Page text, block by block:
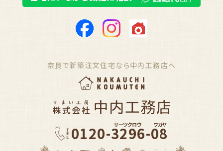
奈良で新築注文住宅なら中内工務店へ
0120-3296-08
サーツクロウ ワガヤ